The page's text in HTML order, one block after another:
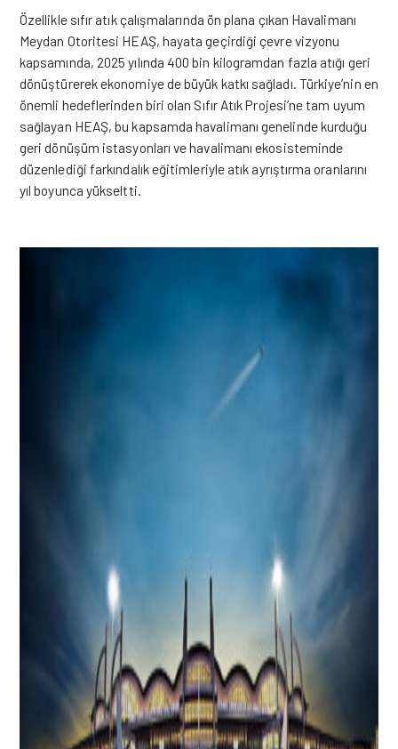
Özellikle sıfır atık çalışmalarında ön plana çıkan Havalimanı
Meydan Otoritesi HEAŞ, hayata geçirdiği çevre vizyonu
kapsamında, 2025 yılında 400 bin kilogramdan fazla atığı geri
dönüştürerek ekonomiye de büyük katkı sağladı. Türkiye’nin en
önemli hedeflerinden biri olan Sıfır Atık Projesi’ne tam uyum
sağlayan HEAŞ, bu kapsamda havalimanı genelinde kurduğu
geri dönüşüm istasyonları ve havalimanı ekosisteminde
düzenlediği farkındalık eğitimleriyle atık ayrıştırma oranlarını
yıl boyunca yükseltti.